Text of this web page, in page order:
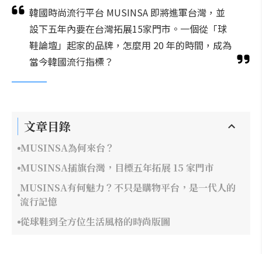
韓國時尚流行平台 MUSINSA 即將進軍台灣，並
設下五年內要在台灣拓展15家門市。一個從「球
鞋論壇」起家的品牌，怎麼用 20 年的時間，成為
當今韓國流行指標？
文章目錄
MUSINSA為何來台？
MUSINSA插旗台灣，目標五年拓展 15 家門市
MUSINSA有何魅力？不只是購物平台，是一代人的
流行記憶
從球鞋到全方位生活風格的時尚版圖